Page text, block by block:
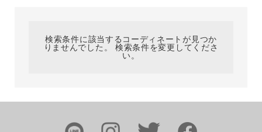
検索条件に該当するコーディネートが見つか
りませんでした。 検索条件を変更してくださ
い。